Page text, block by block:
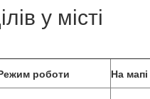
у місті
роботи
На мапі